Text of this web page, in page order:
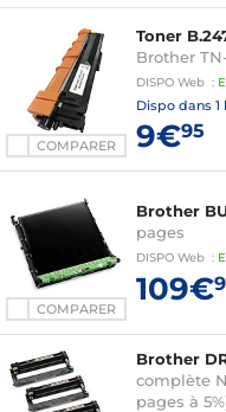
COMPARER
Toner
Brother
DISPO Web :
Dispo dans
9€95
COMPARER
Brother
pages
DISPO Web :
109€
Brother
complète
pages à